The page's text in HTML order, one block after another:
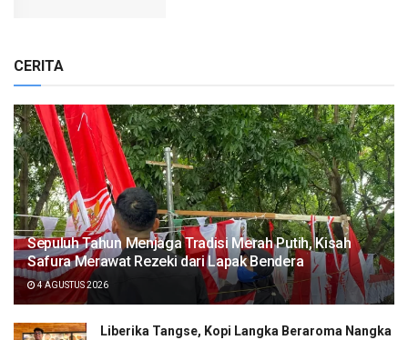
CERITA
Sepuluh Tahun Menjaga Tradisi Merah Putih, Kisah
Safura Merawat Rezeki dari Lapak Bendera
4 AGUSTUS 2026
Liberika Tangse, Kopi Langka Beraroma Nangka